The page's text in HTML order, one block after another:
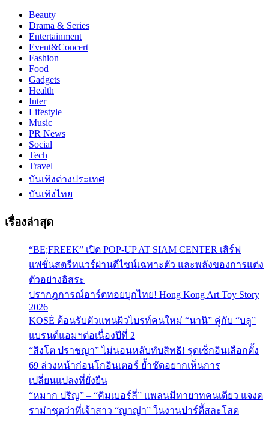
Beauty
Drama & Series
Entertainment
Event&Concert
Fashion
Food
Gadgets
Health
Inter
Lifestyle
Music
PR News
Social
Tech
Travel
บันเทิงต่างประเทศ
บันเทิงไทย
เรื่องล่าสุด
“BE;FREEK” เปิด POP-UP AT SIAM CENTER เสิร์ฟ
แฟชั่นสตรีทแวร์ผ่านดีไซน์เฉพาะตัว และพลังของการแต่ง
ตัวอย่างอิสระ
ปรากฏการณ์อาร์ตทอยบุกไทย! Hong Kong Art Toy Story
2026
KOSÉ ต้อนรับตัวแทนผิวไบรท์คนใหม่ “นานิ” คู่กับ “บลู”
แบรนด์แอมฯต่อเนื่องปีที่ 2
“สิงโต ปราชญา” ไม่นอนหลับทับสิทธิ! รุดเช็กอินเลือกตั้ง
69 ล่วงหน้าก่อนโกอินเตอร์ ย้ำชัดอยากเห็นการ
เปลี่ยนแปลงที่ยั่งยืน
“หมาก ปริญ” – “คิมเบอร์ลี่” แพลนมีทายาทคนเดียว แจงด
ราม่าชุดว่าที่เจ้าสาว “ญาญ่า” ในงานปาร์ตี้สละโสด